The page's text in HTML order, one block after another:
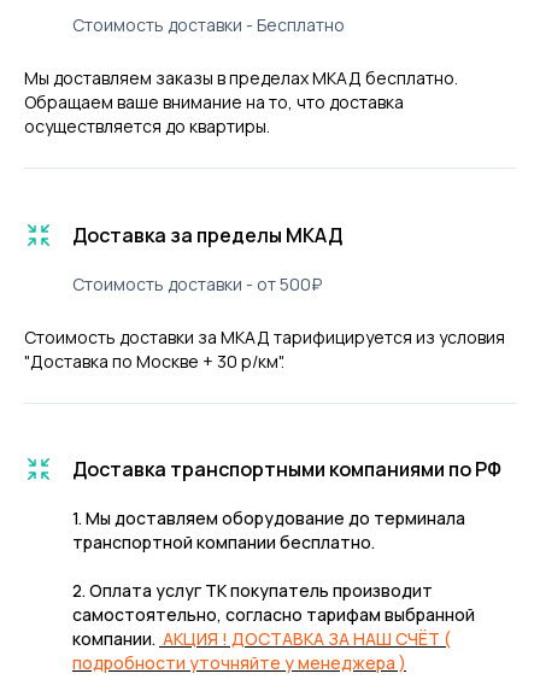
Стоимость доставки - Бесплатно
Мы доставляем заказы в пределах МКАД бесплатно.
Обращаем ваше внимание на то, что доставка
осуществляется до квартиры.
Доставка за пределы МКАД
Стоимость доставки - от 500₽
Стоимость доставки за МКАД тарифицируется из условия
"Доставка по Москве + 30 р/км".
Доставка транспортными компаниями по РФ
1. Мы доставляем оборудование до терминала
транспортной компании бесплатно.
2. Оплата услуг ТК покупатель производит
самостоятельно, согласно тарифам выбранной
компании. АКЦИЯ ! ДОСТАВКА ЗА НАШ СЧЁТ (
подробности уточняйте у менеджера )